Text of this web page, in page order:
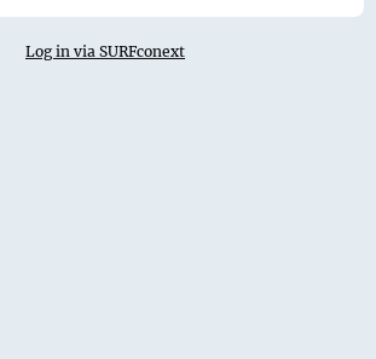
Log in via SURFconext